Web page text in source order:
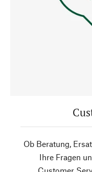
Ob Beratung,
Ihre Fragen